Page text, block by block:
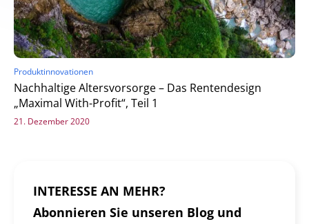
Produktinnovationen
Nachhaltige Altersvorsorge – Das Rentendesign
„Maximal With-Profit“, Teil 1
21. Dezember 2020
INTERESSE AN MEHR?
Abonnieren Sie unseren Blog und